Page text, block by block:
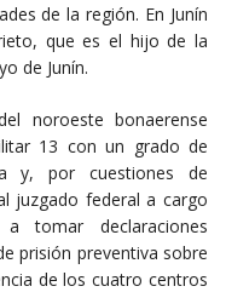
de la región. En Junín
que es el hijo de la
de Junín.
noroeste bonaerense
13 con un grado de
y, por cuestiones de
juzgado federal a cargo
tomar declaraciones
prisión preventiva sobre
de los cuatro centros